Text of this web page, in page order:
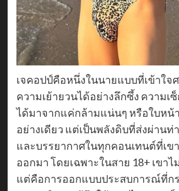
เจคอปป์คือหนึ่งในนายแบบที่เข้าใจ
ความเย้ายวนได้อย่างลึกซึ้ง ความเ
ได้มาจากแค่กล้ามแน่นๆ หรือใบหน้
อย่างเดียว แต่เป็นพลังดิบที่ส่งผ่านท่
และบรรยากาศในทุกคอนเทนต์ที่เข
ออกมา โดยเฉพาะในสาย 18+ เขาไ
แต่คือการออกแบบประสบการณ์ที่ก